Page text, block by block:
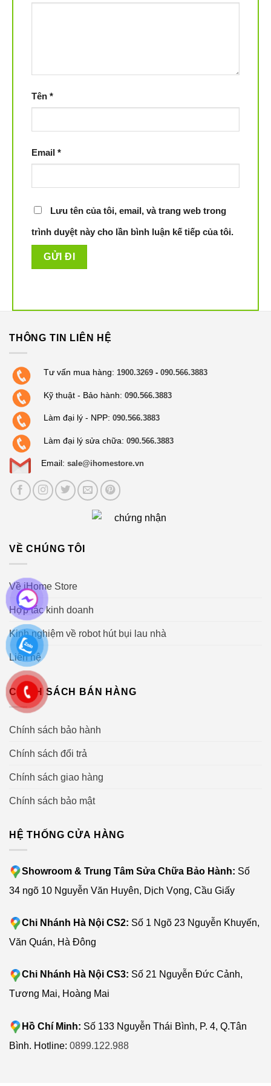
Tên *
Email *
Lưu tên của tôi, email, và trang web trong
trình duyệt này cho lần bình luận kế tiếp của tôi.
THÔNG TIN LIÊN HỆ
Tư vấn mua hàng: 1900.3269 -090.566.3883
Kỹ thuật - Bảo hành: 090.566.3883
Làm đại lý - NPP: 090.566.3883
Làm đại lý sửa chữa: 090.566.3883
Email: sale@ihomestore.vn
VỀ CHÚNG TÔI
Về iHome Store
Hợp tác kinh doanh
Kinh nghiệm về robot hút bụi lau nhà
Liên hệ
CHÍNH SÁCH BÁN HÀNG
Chính sách bảo hành
Chính sách đổi trả
Chính sách giao hàng
Chính sách bảo mật
HỆ THỐNG CỬA HÀNG
Showroom & Trung Tâm Sửa Chữa Bảo Hành: Số
34 ngõ 10 Nguyễn Văn Huyên, Dịch Vọng, Cầu Giấy
Chi Nhánh Hà Nội CS2: Số 1 Ngõ 23 Nguyễn Khuyến,
Văn Quán, Hà Đông
Chi Nhánh Hà Nội CS3: Số 21 Nguyễn Đức Cảnh,
Tương Mai, Hoàng Mai
Hồ Chí Minh: Số 133 Nguyễn Thái Bình, P. 4, Q.Tân
Bình. Hotline: 0899.122.988